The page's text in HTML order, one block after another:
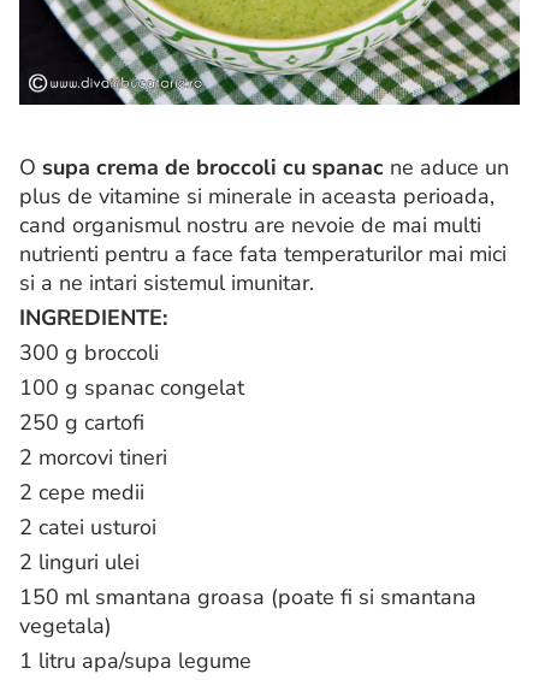
O supa crema de broccoli cu spanac ne aduce un
plus de vitamine si minerale in aceasta perioada,
cand organismul nostru are nevoie de mai multi
nutrienti pentru a face fata temperaturilor mai mici
si a ne intari sistemul imunitar.
INGREDIENTE:
300 g broccoli
100 g spanac congelat
250 g cartofi
2 morcovi tineri
2 cepe medii
2 catei usturoi
2 linguri ulei
150 ml smantana groasa (poate fi si smantana
vegetala)
1 litru apa/supa legume